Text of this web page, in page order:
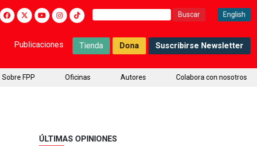
Buscar: English
Publicaciones Tienda Dona Suscribirse Newsletter
Sobre FPP Oficinas Autores Colabora con nosotros
ÚLTIMAS OPINIONES